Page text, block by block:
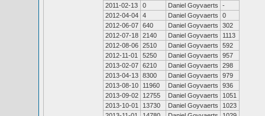
2011-02-13
0 Daniel Goyvaerts
-
2012-04-04 4 Daniel Goyvaerts
0
2012-06-07 640 Daniel Goyvaerts
302
2012-07-18 2140 Daniel Goyvaerts
1113
2012-08-06 2510 Daniel Goyvaerts
592
2012-11-01
5250 Daniel Goyvaerts
957
2013-02-07 6210 Daniel Goyvaerts
298
2013-04-13 8300 Daniel Goyvaerts
979
2013-08-10
11960 Daniel Goyvaerts
936
2013-09-02
12755 Daniel Goyvaerts
1051
2013-10-01
13730 Daniel Goyvaerts
1023